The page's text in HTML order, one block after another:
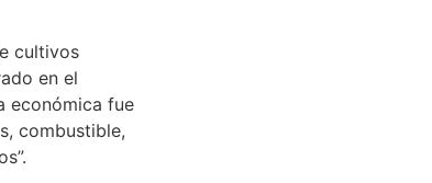
cultivos
en el
económica fue
combustible,